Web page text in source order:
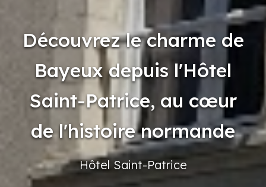
Découvrez le charme de
Bayeux depuis l'Hôtel
Saint-Patrice, au cœur
de l'histoire normande
Hôtel Saint-Patrice